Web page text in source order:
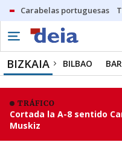
Carabelas portuguesas
BIZKAIA BILBAO
TRÁFICO
Cortada la A-8 sentido
Muskiz